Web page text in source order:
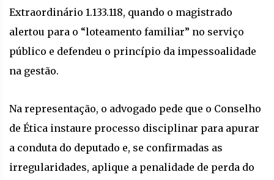
Extraordinário 1.133.118, quando o magistrado
alertou para o “loteamento familiar” no serviço
público e defendeu o princípio da impessoalidade
na gestão.
Na representação, o advogado pede que o Conselho
de Ética instaure processo disciplinar para apurar
a conduta do deputado e, se confirmadas as
irregularidades, aplique a penalidade de perda do